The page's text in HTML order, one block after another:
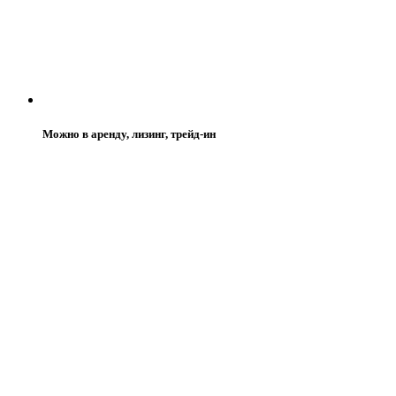
Можно в аренду, лизинг, трейд-ин